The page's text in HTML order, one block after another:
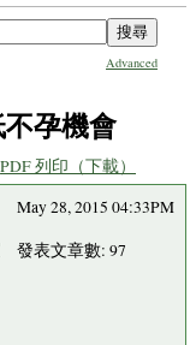
Advanced
孕機會
PDF 列印（下載）
May 28, 2015 04:33PM
發表文章數: 97